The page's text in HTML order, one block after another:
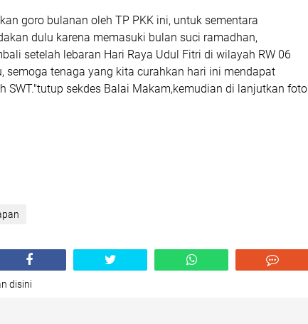
goro bulanan oleh TP PKK ini, untuk sementara
dulu karena memasuki bulan suci ramadhan,
setelah lebaran Hari Raya Udul Fitri di wilayah RW 06
semoga tenaga yang kita curahkan hari ini mendapat
SWT."tutup sekdes Balai Makam,kemudian di lanjutkan foto
disini